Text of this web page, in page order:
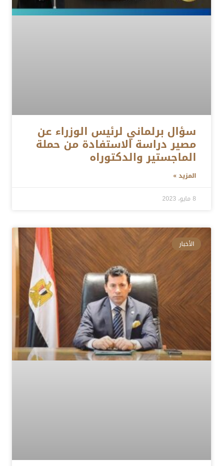
سؤال برلماني لرئيس الوزراء عن
مصير دراسة الاستفادة من حملة
الماجستير والدكتوراه
المزيد »
8 مايو، 2023
الأخبار